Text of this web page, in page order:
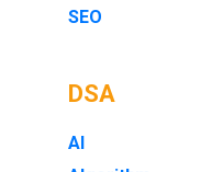
SEO
DSA
AI